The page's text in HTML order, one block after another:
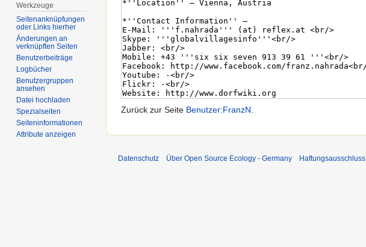
Zurück zur Seite Benutzer:FranzN.
Werkzeuge
Seitenanknüpfungen
oder Links hierher
Änderungen an
verknüpften Seiten
Benutzerbeiträge
Logbücher
Benutzergruppen
ansehen
Datei hochladen
Spezialseiten
Seiten­informationen
Attribute anzeigen
Datenschutz Über Open Source Ecology - Germany Haftungsausschluss